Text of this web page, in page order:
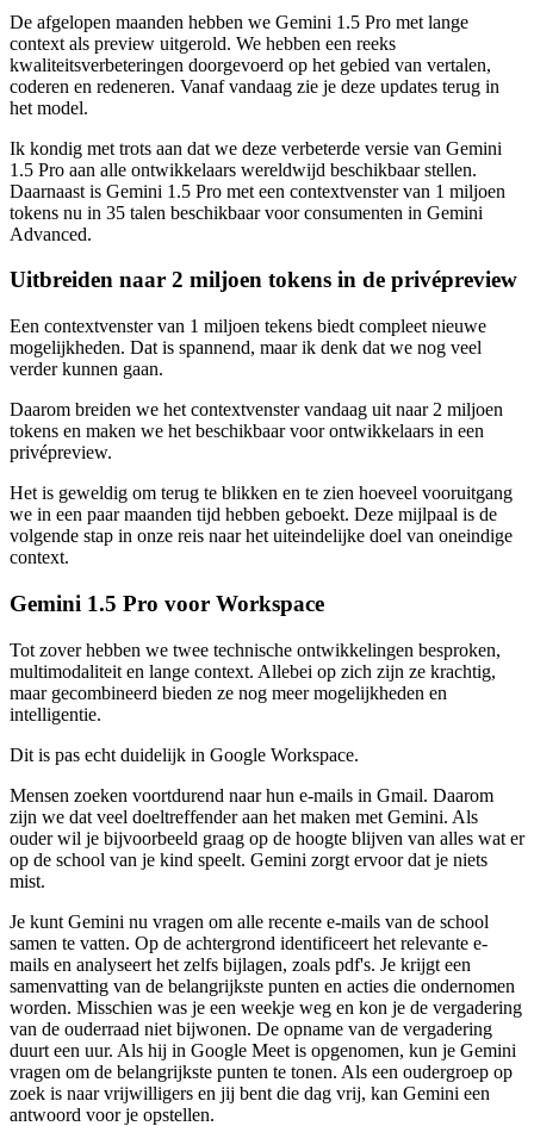
De afgelopen maanden hebben we Gemini 1.5 Pro met lange
context als preview uitgerold. We hebben een reeks
kwaliteitsverbeteringen doorgevoerd op het gebied van vertalen,
coderen en redeneren. Vanaf vandaag zie je deze updates terug in
het model.
Ik kondig met trots aan dat we deze verbeterde versie van Gemini
1.5 Pro aan alle ontwikkelaars wereldwijd beschikbaar stellen.
Daarnaast is Gemini 1.5 Pro met een contextvenster van 1 miljoen
tokens nu in 35 talen beschikbaar voor consumenten in Gemini
Advanced.
Uitbreiden naar 2 miljoen tokens in de privépreview
Een contextvenster van 1 miljoen tekens biedt compleet nieuwe
mogelijkheden. Dat is spannend, maar ik denk dat we nog veel
verder kunnen gaan.
Daarom breiden we het contextvenster vandaag uit naar 2 miljoen
tokens en maken we het beschikbaar voor ontwikkelaars in een
privépreview.
Het is geweldig om terug te blikken en te zien hoeveel vooruitgang
we in een paar maanden tijd hebben geboekt. Deze mijlpaal is de
volgende stap in onze reis naar het uiteindelijke doel van oneindige
context.
Gemini 1.5 Pro voor Workspace
Tot zover hebben we twee technische ontwikkelingen besproken,
multimodaliteit en lange context. Allebei op zich zijn ze krachtig,
maar gecombineerd bieden ze nog meer mogelijkheden en
intelligentie.
Dit is pas echt duidelijk in Google Workspace.
Mensen zoeken voortdurend naar hun e-mails in Gmail. Daarom
zijn we dat veel doeltreffender aan het maken met Gemini. Als
ouder wil je bijvoorbeeld graag op de hoogte blijven van alles wat er
op de school van je kind speelt. Gemini zorgt ervoor dat je niets
mist.
Je kunt Gemini nu vragen om alle recente e-mails van de school
samen te vatten. Op de achtergrond identificeert het relevante e-
mails en analyseert het zelfs bijlagen, zoals pdf's. Je krijgt een
samenvatting van de belangrijkste punten en acties die ondernomen
worden. Misschien was je een weekje weg en kon je de vergadering
van de ouderraad niet bijwonen. De opname van de vergadering
duurt een uur. Als hij in Google Meet is opgenomen, kun je Gemini
vragen om de belangrijkste punten te tonen. Als een oudergroep op
zoek is naar vrijwilligers en jij bent die dag vrij, kan Gemini een
antwoord voor je opstellen.